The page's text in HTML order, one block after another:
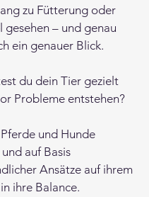
zu Fütterung oder
gesehen – und genau
ein genauer Blick.
du dein Tier gezielt
Probleme entstehen?
und Hunde
auf Basis
Ansätze auf ihrem
ihre Balance.